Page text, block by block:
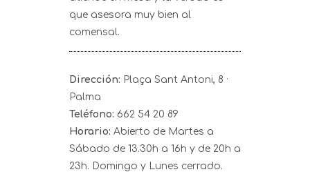
que asesora muy bien al
comensal.
Dirección: Plaça Sant Antoni, 8 ·
Palma
Teléfono: 662 54 20 89
Horario: Abierto de Martes a
Sábado de 13.30h a 16h y de 20h a
23h. Domingo y Lunes cerrado.